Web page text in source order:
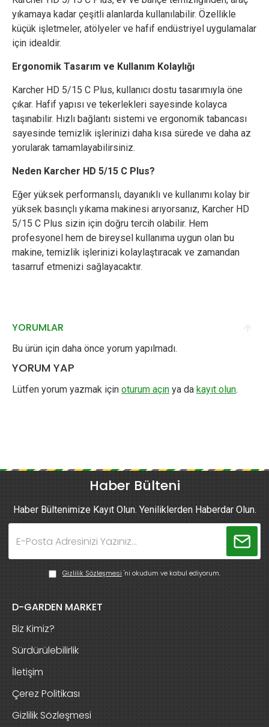
yıkamaya kadar çeşitli alanlarda kullanılabilir. Özellikle
küçük işletmeler, atölyeler ve hafif endüstriyel uygulamalar
için idealdir.
Ergonomik Tasarım ve Kullanım Kolaylığı
Karcher HD 5/15 C Plus, kullanıcı dostu tasarımıyla öne
çıkar. Hafif yapısı ve tekerlekleri sayesinde kolayca
taşınabilir. Hızlı bağlantı sistemi ve ergonomik tabancası
sayesinde temizlik işlerinizi daha kısa sürede ve daha az
yorularak tamamlayabilirsiniz.
Neden Karcher HD 5/15 C Plus?
Eğer yüksek performanslı, dayanıklı ve kullanımı kolay bir
yüksek basınçlı yıkama makinesi arıyorsanız, Karcher HD
5/15 C Plus sizin için doğru tercih olabilir. Hem
profesyonel hem de bireysel kullanıma uygun olan bu
makine, temizlik işlerinizi kolaylaştıracak ve zamandan
tasarruf etmenizi sağlayacaktır.
YORUMLAR
Bu ürün için daha önce yorum yapılmadı.
YORUM YAP
Lütfen yorum yazmak için oturum açın ya da kayıt olun.
Haber Bülteni
Haber Bültenimize Kayıt Olun. Yeniliklerden Haberdar Olun.
Gizlilik Sözleşmesi 'ni okudum ve kabul ediyorum.
D-GARDEN MARKET
Biz Kimiz?
Sürdürülebilirlik
İletişim
Çerez Politikası
Gizlilik Sözleşmesi